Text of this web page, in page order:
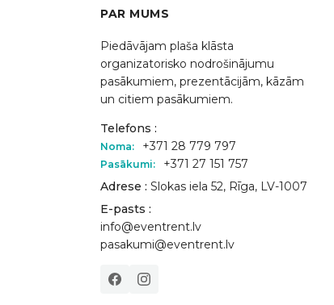
PAR MUMS
Piedāvājam plaša klāsta
organizatorisko nodrošinājumu
pasākumiem, prezentācijām, kāzām
un citiem pasākumiem.
Telefons :
Noma: +371 28 779 797
Pasākumi:
+371 27 151 757
Adrese : Slokas iela 52, Rīga, LV-1007
E-pasts :
info@eventrent.lv
pasakumi@eventrent.lv